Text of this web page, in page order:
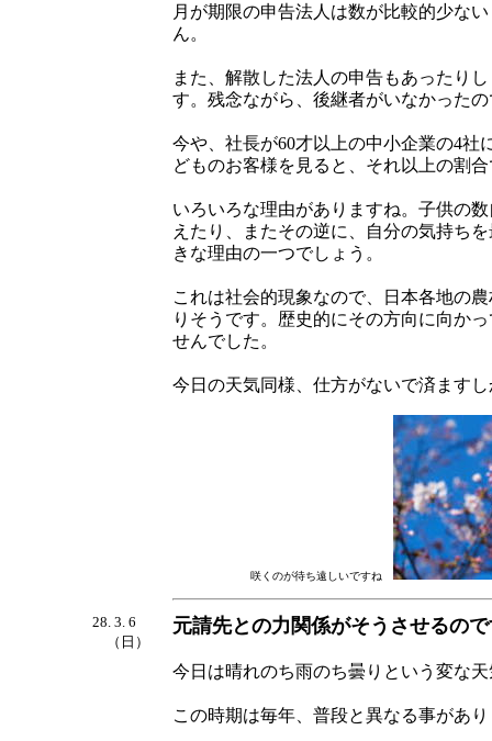
月が期限の申告法人は数が比較的少な
ん。
また、解散した法人の申告もあったり
す。残念ながら、後継者がいなかった
今や、社長が60才以上の中小企業の4社
どものお客様を見ると、それ以上の割
いろいろな理由がありますね。子供の
えたり、またその逆に、自分の気持ち
きな理由の一つでしょう。
これは社会的現象なので、日本各地の
りそうです。歴史的にその方向に向か
せんでした。
今日の天気同様、仕方がないで済ます
咲くのが待ち遠しいですね
28. 3. 6
（日）
元請先との力関係がそうさせるの
今日は晴れのち雨のち曇りという変な
この時期は毎年、普段と異なる事があ